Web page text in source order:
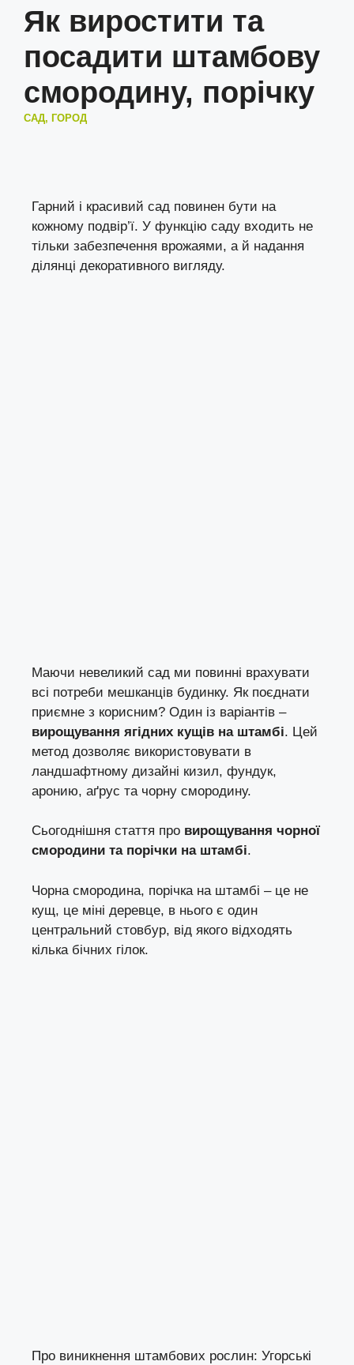
Як виростити та
посадити штамбову
смородину, порічку
САД, ГОРОД
Гарний і красивий сад повинен бути на
кожному подвір’ї. У функцію саду входить не
тільки забезпечення врожаями, а й надання
ділянці декоративного вигляду.
Маючи невеликий сад ми повинні врахувати
всі потреби мешканців будинку. Як поєднати
приємне з корисним? Один із варіантів –
вирощування ягідних кущів на штамбі. Цей
метод дозволяє використовувати в
ландшафтному дизайні кизил, фундук,
аронию, аґрус та чорну смородину.
Сьогоднішня стаття про вирощування чорної
смородини та порічки на штамбі.
Чорна смородина, порічка на штамбі – це не
кущ, це міні деревце, в нього є один
центральний стовбур, від якого відходять
кілька бічних гілок.
Про виникнення штамбових рослин: Угорські